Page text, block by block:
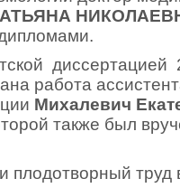
диссертацией
работа
Михалевич
также был
плодотворный труд